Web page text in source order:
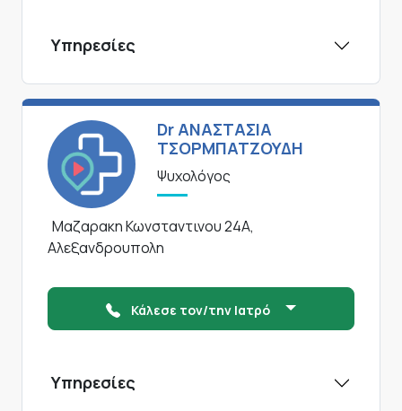
Υπηρεσίες
Dr ΑΝΑΣΤΑΣΙΑ
ΤΣΟΡΜΠΑΤΖΟΥΔΗ
Ψυχολόγος
Μαζαρακη Κωνσταντινου 24Α,
Αλεξανδρουπολη
Κάλεσε τον/την Ιατρό
Υπηρεσίες